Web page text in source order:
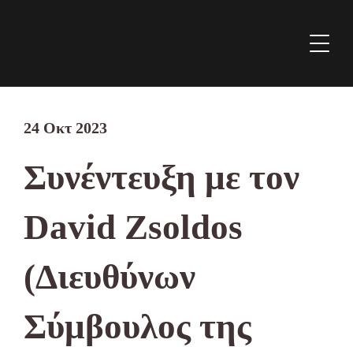
24 Οκτ 2023
Συνέντευξη με τον
David Zsoldos
(Διευθύνων
Σύμβουλος της